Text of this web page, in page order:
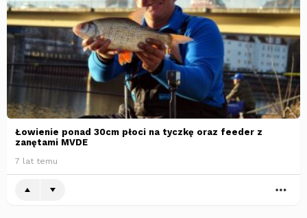
Łowienie ponad 30cm płoci na tyczkę oraz feeder z
zanętami MVDE
7 lat temu